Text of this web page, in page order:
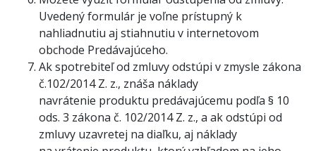
Uvedený formulár je voľne prístupný k
nahliadnutiu aj stiahnutiu v internetovom
obchode Predávajúceho.
Ak spotrebiteľ od zmluvy odstúpi v zmysle zákona
č.102/2014 Z. z., znáša náklady
navrátenie produktu predávajúcemu podľa § 10
ods. 3 zákona č. 102/2014 Z. z., a ak odstúpi od
zmluvy uzavretej na diaľku, aj náklady